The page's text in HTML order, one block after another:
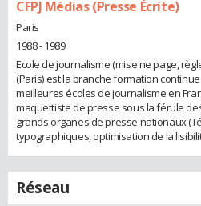
CFPJ Médias (Presse Écrite)
Paris
1988 - 1989
Ecole de journalisme (mise ne page,
(Paris) est la branche formation continue
meilleures écoles de journalisme en
maquettiste de presse sous la férule
grands organes de presse nationaux
typographiques, optimisation de la
Réseau